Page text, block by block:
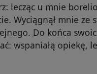
lecząc u mnie
Wyciągnął mnie ze
Do końca
wspaniałą opiekę,